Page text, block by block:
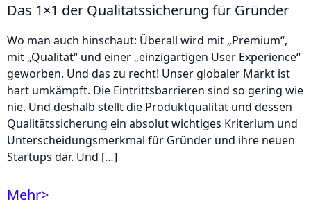
Das 1×1 der Qualitätssicherung für Gründer
Wo man auch hinschaut: Überall wird mit „Premium“,
mit „Qualität“ und einer „einzigartigen User Experience“
geworben. Und das zu recht! Unser globaler Markt ist
hart umkämpft. Die Eintrittsbarrieren sind so gering wie
nie. Und deshalb stellt die Produktqualität und dessen
Qualitätssicherung ein absolut wichtiges Kriterium und
Unterscheidungsmerkmal für Gründer und ihre neuen
Startups dar. Und […]
Mehr>